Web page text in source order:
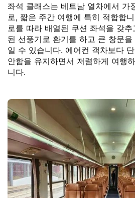
좌석 클래스는 베트남 열차에서 가
로, 짧은 주간 여행에 특히 적합합
로를 따라 배열된 쿠션 좌석을 갖
된 선풍기로 환기를 하고 큰 창문
일 수 있습니다. 에어컨 객차보다
안함을 유지하면서 저렴하게 여행
니다.